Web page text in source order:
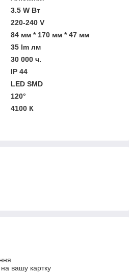
3.5 W Вт
220-240 V
84 мм * 170 мм * 47 мм
35 lm лм
30 000 ч.
IP 44
LED SMD
120°
4100 К
вашу картку